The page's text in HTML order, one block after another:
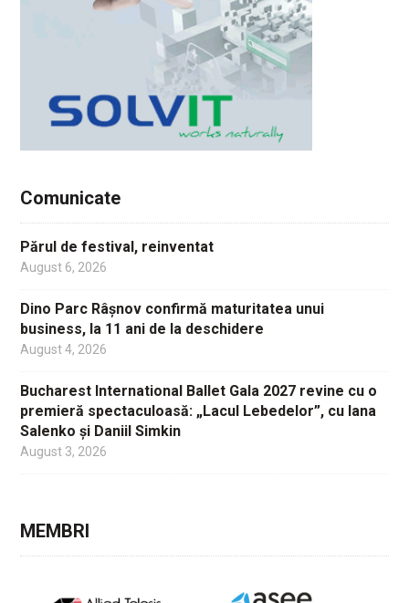
Comunicate
Părul de festival, reinventat
August 6, 2026
Dino Parc Râșnov confirmă maturitatea unui
business, la 11 ani de la deschidere
August 4, 2026
Bucharest International Ballet Gala 2027 revine cu o
premieră spectaculoasă: „Lacul Lebedelor”, cu Iana
Salenko și Daniil Simkin
August 3, 2026
MEMBRI